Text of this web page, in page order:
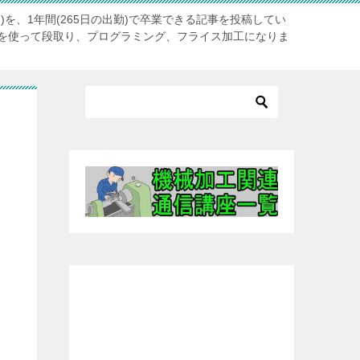
、1年間(265日の出勤)で卒業できる記事を投稿してい
使って段取り、プログラミング、フライス加工になりま